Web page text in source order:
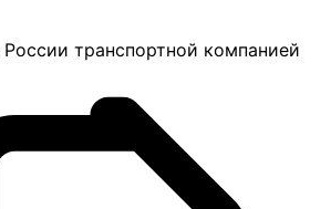
транспортной компанией